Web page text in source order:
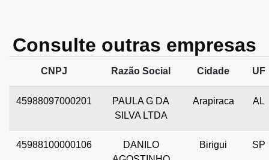
Consulte outras empresas
CNPJ Razão Social Cidade UF
45988097000201
PAULA G DA
SILVA LTDA
Arapiraca AL
45988100000106
DANILO
Birigui SP